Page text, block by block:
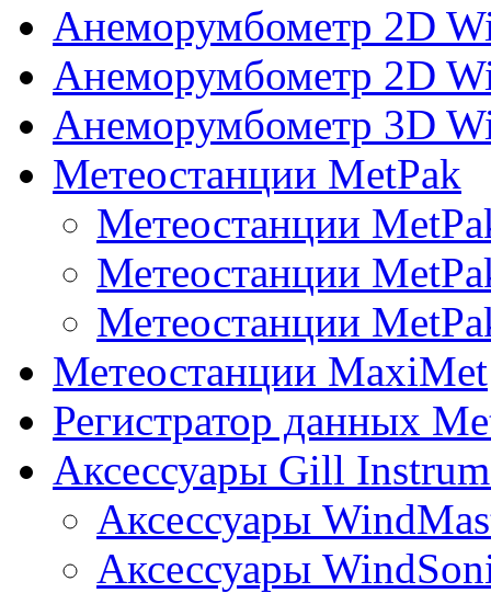
Анеморумбометр 2D
Анеморумбометр 2D
Анеморумбометр 3D
Метеостанции MetPak
Метеостанции
Метеостанции
Метеостанции
Метеостанции MaxiMet
Регистратор данных
Аксессуары Gill
Аксессуары
Аксессуары